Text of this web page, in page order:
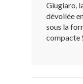
LE
Giugiaro,
dévoilée
sous la
compacte